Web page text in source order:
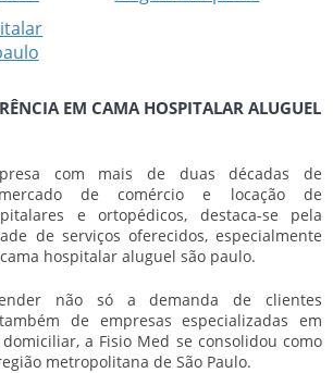
EM CAMA HOSPITALAR ALUGUEL
com mais de duas décadas de
de comércio e locação de
e ortopédicos, destaca-se pela
de serviços oferecidos, especialmente
cama hospitalar aluguel são paulo.
não só a demanda de clientes
de empresas especializadas em
a Fisio Med se consolidou como
metropolitana de São Paulo.